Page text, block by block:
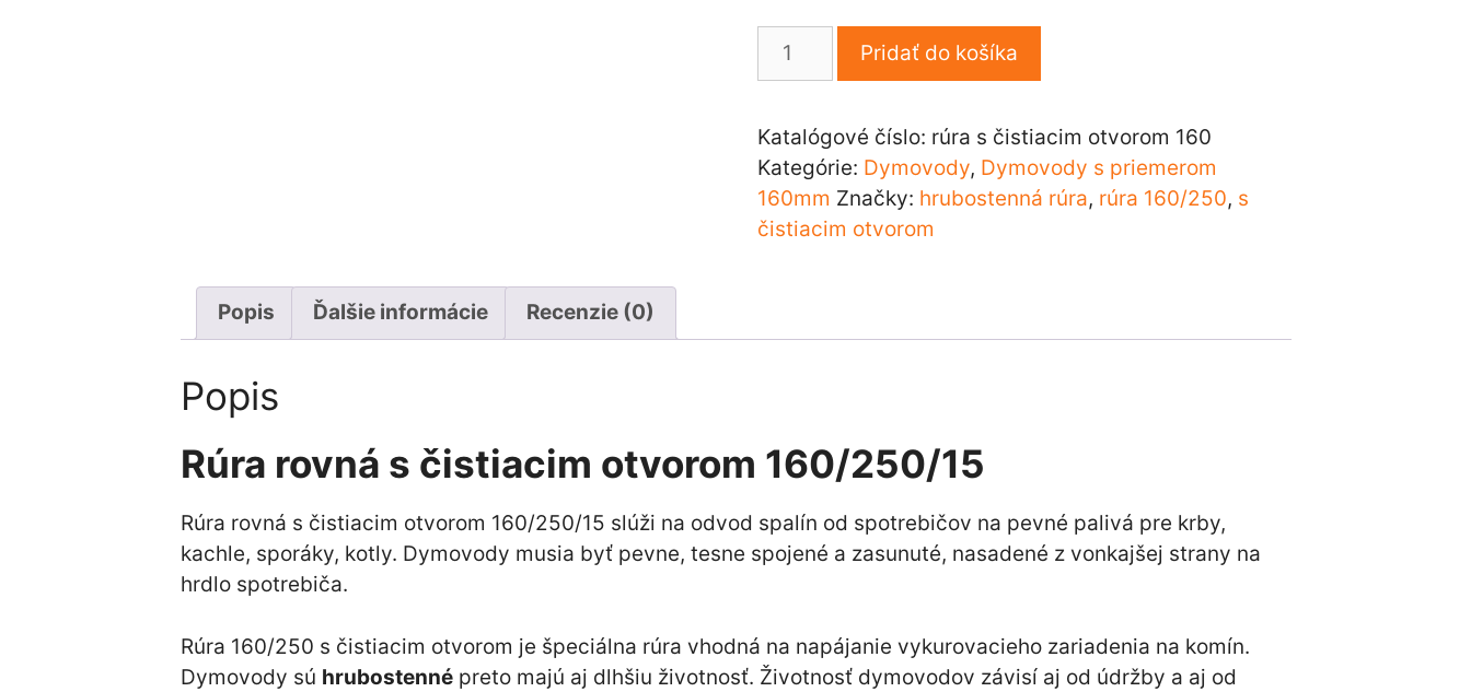
množstvo
s
čistiacim
otvorom
160/250/15
Pridať do košíka
Katalógové číslo: rúra s čistiacim otvorom 160
Kategórie: Dymovody, Dymovody s priemerom
160mm Značky: hrubostenná rúra, rúra 160/250, s
čistiacim otvorom
Popis Ďalšie informácie Recenzie (0)
Popis
Rúra rovná s čistiacim otvorom 160/250/15
Rúra rovná s čistiacim otvorom 160/250/15 slúži na odvod spalín od spotrebičov na pevné palivá pre krby,
kachle, sporáky, kotly. Dymovody musia byť pevne, tesne spojené a zasunuté, nasadené z vonkajšej strany na
hrdlo spotrebiča.
Rúra 160/250 s čistiacim otvorom je špeciálna rúra vhodná na napájanie vykurovacieho zariadenia na komín.
Dymovody sú hrubostennépreto majú aj dlhšiu životnosť. Životnosť dymovodov závisí aj od údržby a aj od